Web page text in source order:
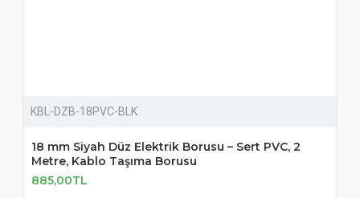
KBL-DZB-18PVC-BLK
18 mm Siyah Düz Elektrik Borusu – Sert PVC, 2
Metre, Kablo Taşıma Borusu
885,00TL